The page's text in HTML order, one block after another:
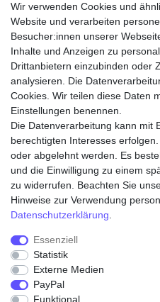
Wir verwenden Cookies und
Website und verarbeiten
Besucher:innen unserer
Inhalte und Anzeigen zu
Drittanbietern einzubinden oder
analysieren. Die
Cookies. Wir teilen diese Daten
Einstellungen benennen.
Die Datenverarbeitung kann mit
berechtigten Interesses
oder abgelehnt werden. Es
und die Einwilligung zu einem
zu widerrufen. Beachten Sie
Hinweise zur Verwendung
Daten­schutz­erklärung
Essenziell
Statistik
Externe Medien
PayPal
Funktional
Versand
Zahlungsarten
Widerrufs­recht